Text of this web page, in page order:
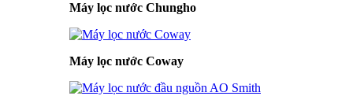
Máy lọc nước Chungho
Máy lọc nước Coway